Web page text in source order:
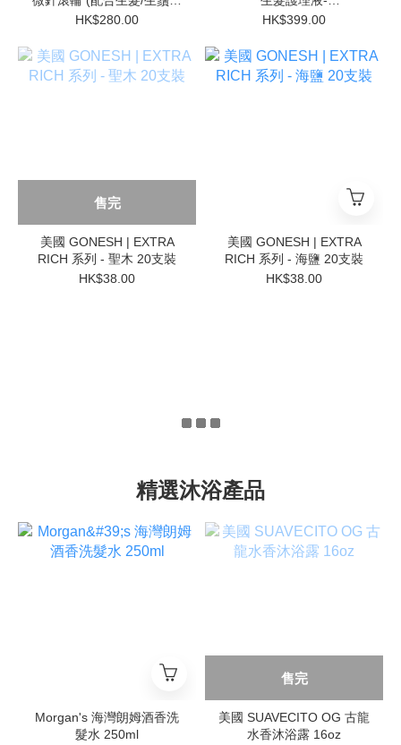
品使用)
HK$280.00
MEN（100ml）
HK$399.00
售完
美國 GONESH | EXTRA
RICH 系列 - 聖木 20支裝
HK$38.00
美國 GONESH | EXTRA
RICH 系列 - 海鹽 20支裝
HK$38.00
精選沐浴產品
Morgan's 海灣朗姆酒香洗
髮水 250ml
售完
美國 SUAVECITO OG 古龍
水香沐浴露 16oz